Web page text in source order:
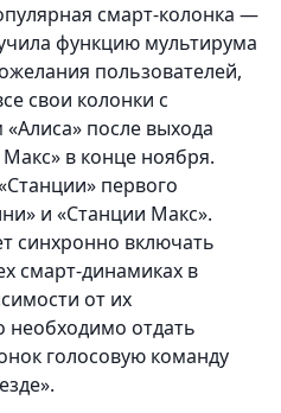
смарт-колонка —
функцию мультирума
пользователей,
свои колонки с
после выхода
в конце ноября.
первого
и «Станции Макс».
синхронно включать
смарт-динамиках в
от их
необходимо отдать
голосовую команду